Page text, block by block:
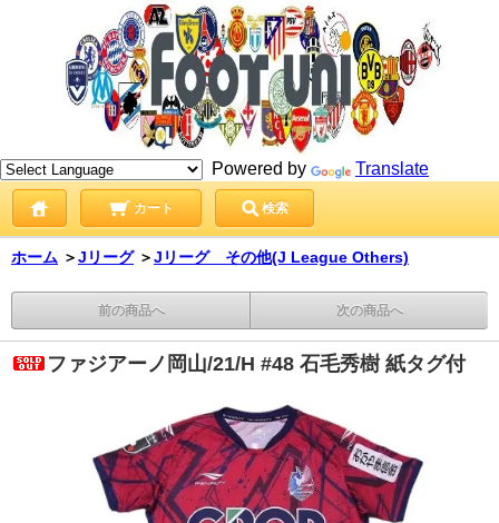
Powered by Translate
カート 検索
ホーム ＞Jリーグ ＞Jリーグ その他(J League Others)
前の商品へ 次の商品へ
ファジアーノ岡山/21/H #48 石毛秀樹 紙タグ付